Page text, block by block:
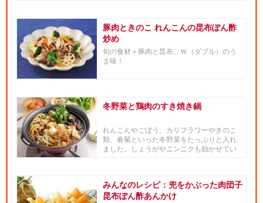
豚肉ときのこ れんこんの昆布ぽん酢
炒め
旬の食材＋豚肉と昆布、Ｗ（ダブル）のう
ま味！
冬野菜と鶏肉のすき焼き鍋
れんこんやごぼう、カリフラワーやきのこ
類、春菊といった冬野菜をたっぷりと入れ
ました。しょうがやニンニクも効かせてい
みんなのレシピ：兜をかぶった肉団子
昆布ぽん酢あんかけ